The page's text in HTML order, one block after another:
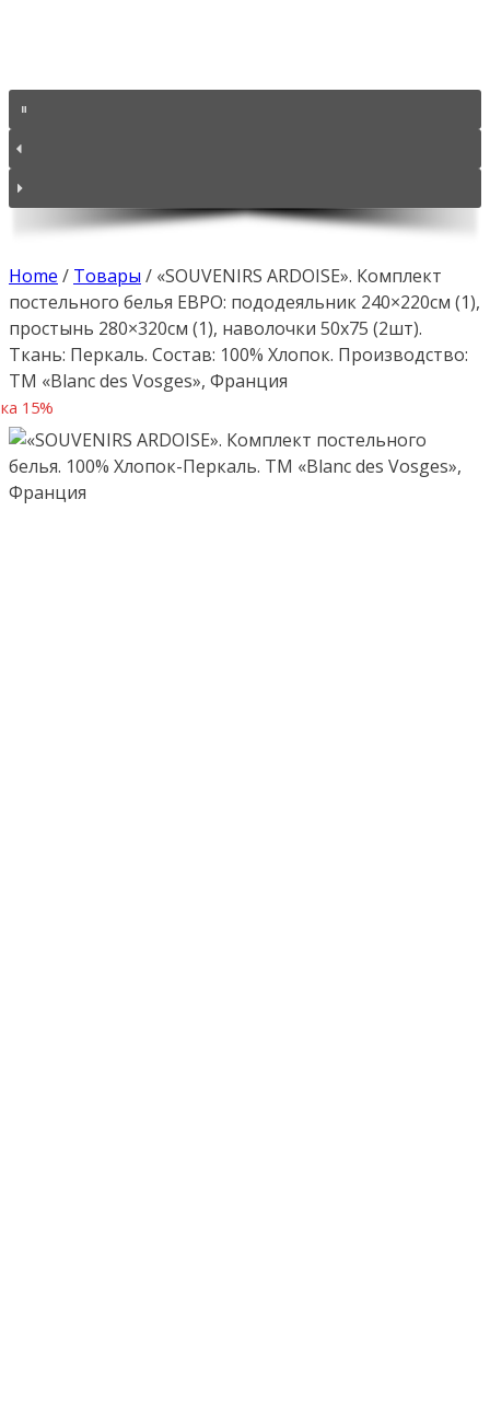
Home / Товары / «SOUVENIRS ARDOISE». Комплект
постельного белья ЕВРО: пододеяльник 240×220см (1),
простынь 280×320см (1), наволочки 50х75 (2шт).
Ткань: Перкаль. Состав: 100% Хлопок. Производство:
ТМ «Blanc des Vosges», Франция
15%